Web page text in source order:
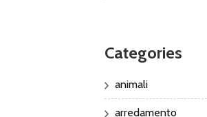
Categories
animali
arredamento